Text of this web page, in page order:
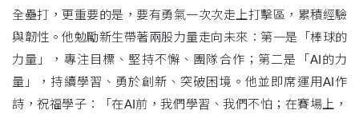
全壘打，更重要的是，要有勇氣一次次走上打擊區，累積經驗
與韌性。他勉勵新生帶著兩股力量走向未來：第一是「棒球的
力量」，專注目標、堅持不懈、團隊合作；第二是「AI的力
量」，持續學習、勇於創新、突破困境。他並即席運用AI作
詩，祝福學子：「在AI前，我們學習、我們不怕；在賽場上，